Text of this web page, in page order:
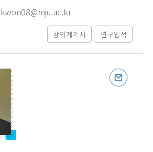
kwon08@mju.ac.kr
강의계획서 연구업적